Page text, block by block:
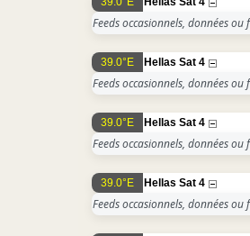
Feeds occasionnels, données
39.0°E Hellas Sat 4
Feeds occasionnels, données
39.0°E Hellas Sat 4
Feeds occasionnels, données
39.0°E Hellas Sat 4
Feeds occasionnels, données